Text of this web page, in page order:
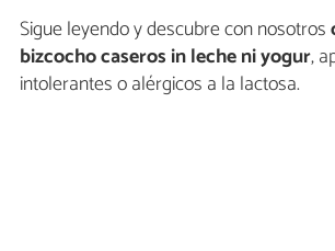
Sigue leyendo y descubre con nosotros
bizcocho caseros in leche ni yogur,
intolerantes o alérgicos a la lactosa.